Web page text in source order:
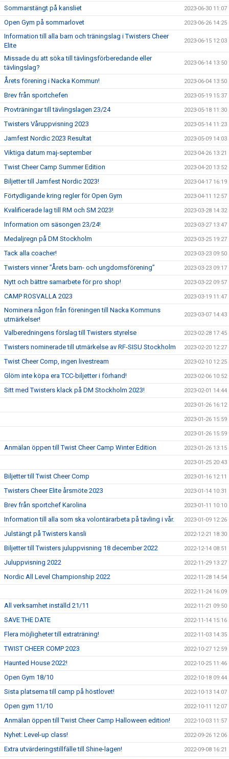
Sommarstängt på kansliet 2023-06-30 11:07
Open Gym på sommarlovet 2023-06-26 14:25
Information till alla barn och träningslag i Twisters Cheer
Elite
2023-06-15 12:03
Missade du att söka till tävlingsförberedande eller
tävlingslag?
2023-06-14 13:50
Årets förening i Nacka Kommun! 2023-06-04 13:50
Brev från sportchefen 2023-05-19 15:37
Provträningar till tävlingslagen 23/24 2023-05-18 11:30
Twisters Våruppvisning 2023 2023-05-14 11:23
Jamfest Nordic 2023 Resultat 2023-05-09 14:03
Viktiga datum maj-september 2023-04-26 13:21
Twist Cheer Camp Summer Edition 2023-04-20 13:52
Biljetter till Jamfest Nordic 2023! 2023-04-17 16:19
Förtydligande kring regler för Open Gym 2023-04-11 12:57
Kvalificerade lag till RM och SM 2023! 2023-03-28 14:32
Information om säsongen 23/24! 2023-03-27 13:47
Medaljregn på DM Stockholm 2023-03-25 19:27
Tack alla coacher! 2023-03-23 09:50
Twisters vinner ”Årets barn- och ungdomsförening” 2023-03-23 09:17
Nytt och bättre samarbete för pro shop! 2023-03-22 09:57
CAMP ROSVALLA 2023 2023-03-19 11:47
Nominera någon från föreningen till Nacka Kommuns
utmärkelser!
2023-03-07 14:43
Valberedningens förslag till Twisters styrelse 2023-02-28 17:45
Twisters nominerade till utmärkelse av RF-SISU Stockholm 2023-02-20 12:27
Twist Cheer Comp, ingen livestream 2023-02-10 12:25
Glöm inte köpa era TCC-biljetter i förhand! 2023-02-06 10:52
Sitt med Twisters klack på DM Stockholm 2023! 2023-02-01 14:44
2023-01-26 16:12
2023-01-26 15:59
2023-01-26 15:59
Anmälan öppen till Twist Cheer Camp Winter Edition 2023-01-26 13:15
2023-01-25 20:43
Biljetter till Twist Cheer Comp 2023-01-16 12:11
Twisters Cheer Elite årsmöte 2023 2023-01-14 10:31
Brev från sportchef Karolina 2023-01-11 10:10
Information till alla som ska volontärarbeta på tävling i vår. 2023-01-09 12:26
Julstängt på Twisters kansli 2022-12-21 18:30
Biljetter till Twisters juluppvisning 18 december 2022 2022-12-14 08:51
Juluppvisning 2022 2022-11-29 13:27
Nordic All Level Championship 2022 2022-11-28 14:54
2022-11-24 16:09
All verksamhet inställd 21/11 2022-11-21 09:50
SAVE THE DATE 2022-11-14 15:16
Flera möjligheter till extraträning! 2022-11-03 14:35
TWIST CHEER COMP 2023 2022-10-27 12:59
Haunted House 2022! 2022-10-25 11:46
Open Gym 18/10 2022-10-18 09:44
Sista platserna till camp på höstlovet! 2022-10-13 14:07
Open gym 11/10 2022-10-11 12:07
Anmälan öppen till Twist Cheer Camp Halloween edition! 2022-10-03 11:57
Nyhet: Level-up class! 2022-09-26 12:06
Extra utvärderingstillfälle till Shine-lagen! 2022-09-08 16:21